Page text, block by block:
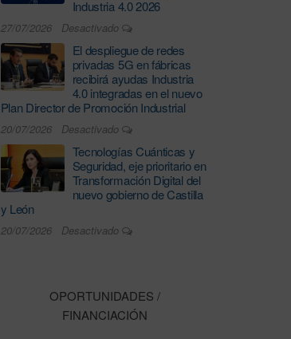
Industria 4.0 2026
27/07/2026 Desactivado
El despliegue de redes
privadas 5G en fábricas
recibirá ayudas Industria
4.0 integradas en el nuevo
Plan Director de Promoción Industrial
20/07/2026 Desactivado
Tecnologías Cuánticas y
Seguridad, eje prioritario en
Transformación Digital del
nuevo gobierno de Castilla
y León
20/07/2026 Desactivado
OPORTUNIDADES /
FINANCIACIÓN